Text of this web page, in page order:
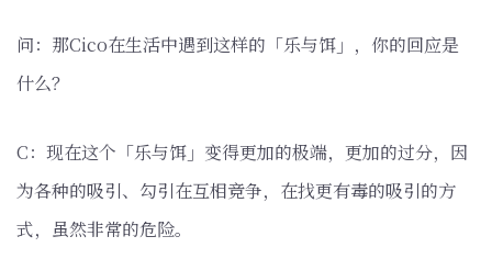
问：那Cico在生活中遇到这样的「乐与饵」，你的回应是
什么？
C：现在这个「乐与饵」变得更加的极端，更加的过分，因
为各种的吸引、勾引在互相竞争，在找更有毒的吸引的方
式，虽然非常的危险。